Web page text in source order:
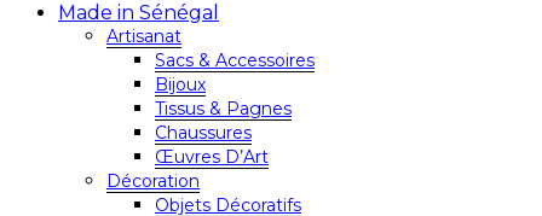
Made in Sénégal
Artisanat
Sacs & Accessoires
Bijoux
Tissus & Pagnes
Chaussures
Œuvres D’Art
Décoration
Objets Décoratifs